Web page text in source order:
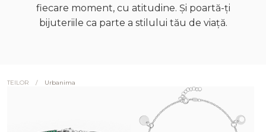
fiecare moment, cu atitudine. Și poartă-ți
bijuteriile ca parte a stilului tău de viață.
TEILOR / Urbanima